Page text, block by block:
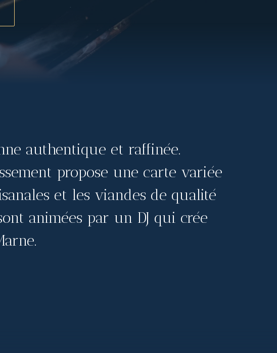
authentique et raffinée.
propose une carte variée
et les viandes de qualité
animées par un DJ qui crée